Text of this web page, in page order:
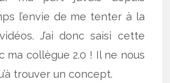
l’envie de me tenter à la
J’ai donc saisi cette
ma collègue 2.0 ! Il ne nous
trouver un concept.